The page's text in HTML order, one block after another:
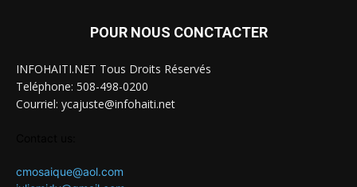
POUR NOUS CONCTACTER
INFOHAITI.NET Tous Droits Réservés
Teléphone: 508-498-0200
Courriel: ycajuste@infohaiti.net
cmosaique@aol.com